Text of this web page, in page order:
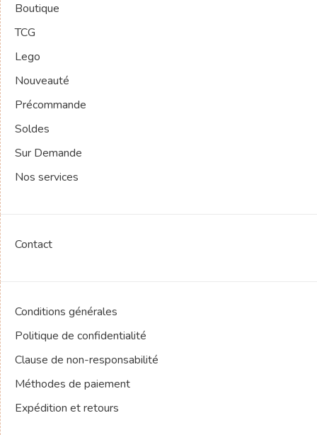
Boutique
TCG
Lego
Nouveauté
Précommande
Soldes
Sur Demande
Nos services
Contact
Conditions générales
Politique de confidentialité
Clause de non-responsabilité
Méthodes de paiement
Expédition et retours